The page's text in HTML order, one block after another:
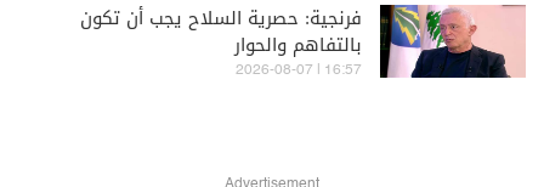
فرنجية: حصرية السلاح يجب أن تكون
بالتفاهم والحوار
16:57 | 2026-08-07